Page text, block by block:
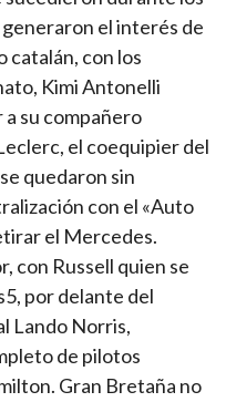
el interés de
catalán, con los
Kimi Antonelli
su compañero
el coequipier del
quedaron sin
con el «Auto
el Mercedes.
con Russell quien se
por delante del
Lando Norris,
de pilotos
Gran Bretaña no